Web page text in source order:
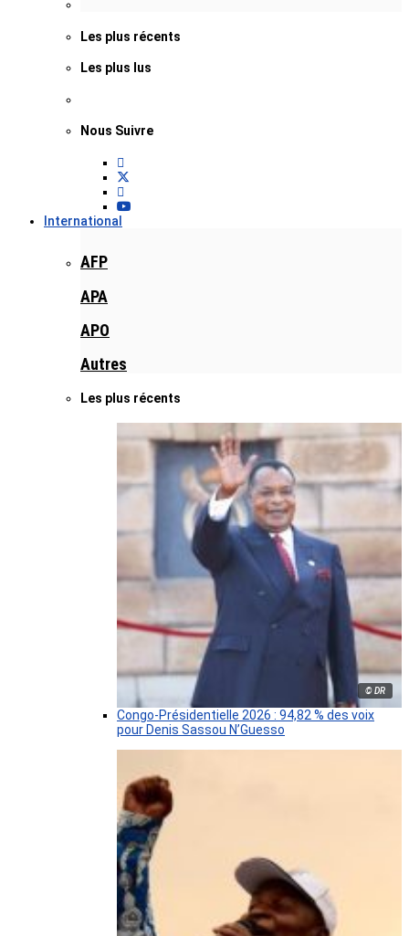
Les plus récents
Les plus lus
Nous Suivre
International
AFP
APA
APO
Autres
Les plus récents
© DR
Congo-Présidentielle 2026 : 94,82 % des voix
pour Denis Sassou N’Guesso